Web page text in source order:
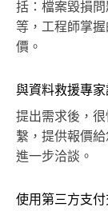
括：檔案毀損
等，工程師掌
價。
與資料救援專
提出需求後，
繫，提供報價
進一步洽談。
使用第三方支